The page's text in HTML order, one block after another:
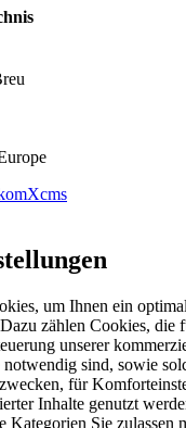
um Ihnen ein
zählen Cookies, die
unserer
notwendig sind, sowie
für
Inhalte genutzt
Kategorien Sie zulassen